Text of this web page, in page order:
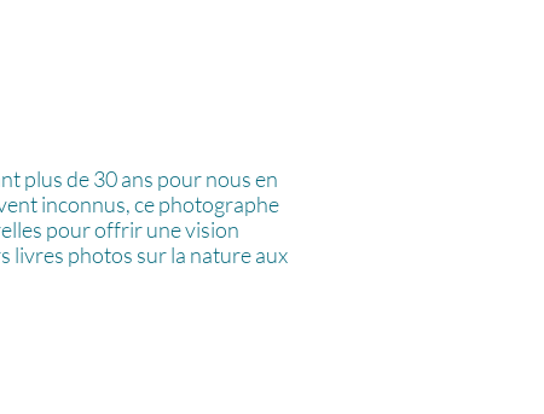
plus de 30 ans pour nous en
inconnus, ce photographe
pour offrir une vision
livres photos sur la nature aux